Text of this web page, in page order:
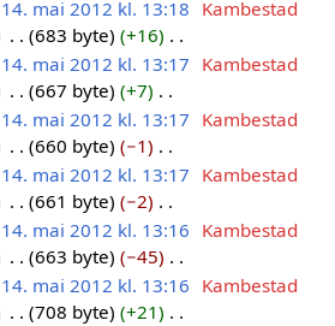
14. mai 2012 kl. 13:18 Kambestad
683 byte
+16
14. mai 2012 kl. 13:17 Kambestad
667 byte
+7
14. mai 2012 kl. 13:17 Kambestad
660 byte
−1
14. mai 2012 kl. 13:17 Kambestad
661 byte
−2
14. mai 2012 kl. 13:16 Kambestad
663 byte
−45
14. mai 2012 kl. 13:16 Kambestad
708 byte
+21